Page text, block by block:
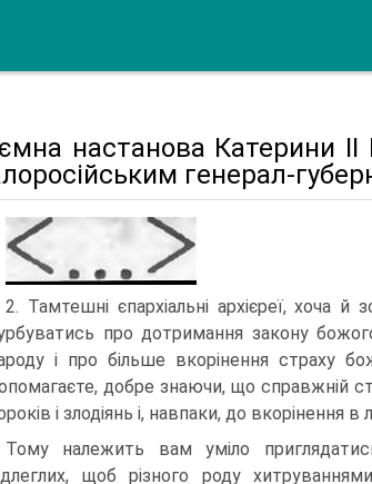
настанова Катерини II
генерал-
2. Тамтешні єпархіальні архієреї, хоча
про дотриман­ня закону
і про більше вкорінення страху
добре знаючи, що справжній
і злодіянь і, навпаки, до вкорінення
Тому належить вам уміло
щоб різного роду